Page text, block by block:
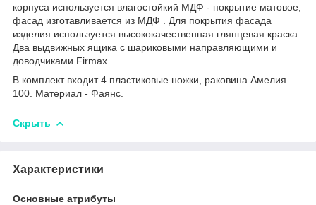
корпуса используется влагостойкий МДФ - покрытие матовое,
фасад изготавливается из МДФ . Для покрытия фасада
изделия используется высококачественная глянцевая краска.
Два выдвижных ящика с шариковыми направляющими и
доводчиками Firmax.
В комплект входит 4 пластиковые ножки, раковина Амелия
100. Материал - Фаянс.
Скрыть
Характеристики
Основные атрибуты